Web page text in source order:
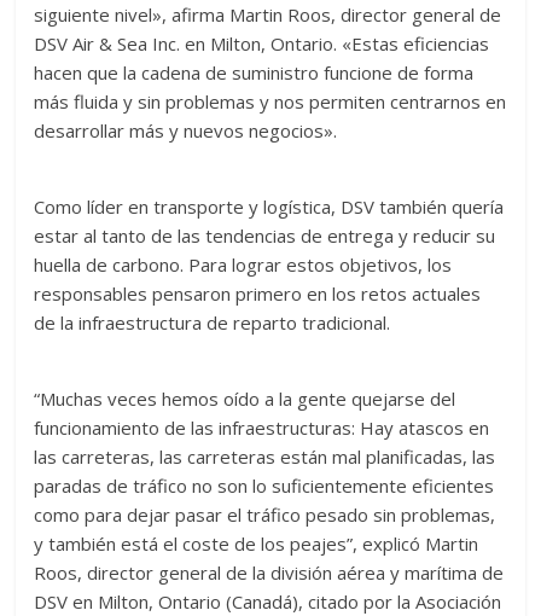
siguiente nivel», afirma Martin Roos, director general de
DSV Air & Sea Inc. en Milton, Ontario. «Estas eficiencias
hacen que la cadena de suministro funcione de forma
más fluida y sin problemas y nos permiten centrarnos en
desarrollar más y nuevos negocios».
Como líder en transporte y logística, DSV también quería
estar al tanto de las tendencias de entrega y reducir su
huella de carbono. Para lograr estos objetivos, los
responsables pensaron primero en los retos actuales
de la infraestructura de reparto tradicional.
“Muchas veces hemos oído a la gente quejarse del
funcionamiento de las infraestructuras: Hay atascos en
las carreteras, las carreteras están mal planificadas, las
paradas de tráfico no son lo suficientemente eficientes
como para dejar pasar el tráfico pesado sin problemas,
y también está el coste de los peajes”, explicó Martin
Roos, director general de la división aérea y marítima de
DSV en Milton, Ontario (Canadá), citado por la Asociación